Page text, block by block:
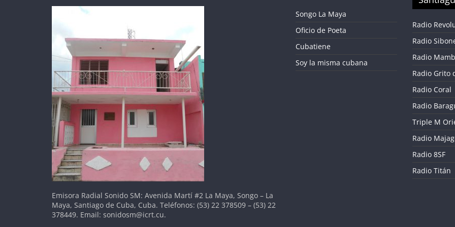
Emisora Radial Sonido SM: Avenida Martí #2 La Maya, Songo – La
Maya, Santiago de Cuba, Cuba. Teléfonos: (53) 22 378509 – (53) 22
378449. Email: sonidosm@icrt.cu.
Songo La Maya
Oficio de Poeta
Cubatiene
Soy la misma cubana
Radio
Radio
Radio
Radio Grito
Radio Coral
Radio
Triple M
Radio
Radio 8SF
Radio Titán